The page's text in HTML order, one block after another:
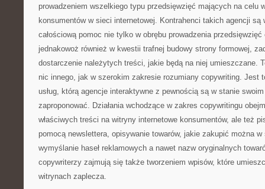
prowadzeniem wszelkiego typu przedsięwzięć mających na celu
konsumentów w sieci internetowej. Kontrahenci takich agencji są
całościową pomoc nie tylko w obrębu prowadzenia
jednakowoż również w kwestii trafnej budowy strony formowej,
dostarczenie należytych treści, jakie będą na niej umieszczane.
nic innego, jak w szerokim zakresie rozumiany copywriting. Jest
usług, którą agencje interaktywne z pewnością są w stanie
zaproponować. Działania wchodzące w zakres copywritingu
właściwych treści na witryny internetowe konsumentów, ale też
pomocą newslettera, opisywanie towarów, jakie zakupić można
wymyślanie haseł reklamowych a nawet nazw oryginalnych
copywriterzy zajmują się także tworzeniem wpisów, które
witrynach zaplecza.